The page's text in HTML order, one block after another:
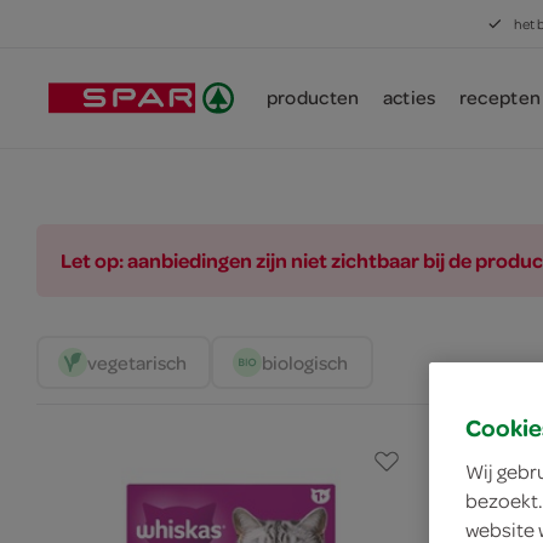
het
producten acties recepten
Let op: aanbiedingen zijn niet zichtbaar bij de
vegetarisch biologisch
Wij
website